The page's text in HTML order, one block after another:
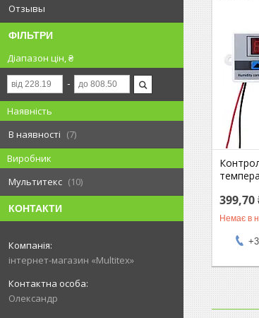
Отзывы
ФІЛЬТРИ
Діапазон цін, ₴
Наявність
В наявності
7
Виробник
Мультитекс
10
КОНТАКТИ
інтернет-магазин «Multitex»
Олександр
399,70
Немає в